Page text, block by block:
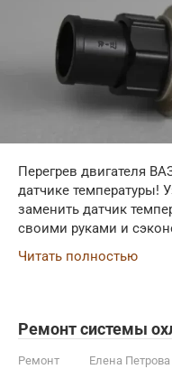
Перегрев двигателя
датчике температуры!
заменить датчик
своими руками и
Читать полностью
Ремонт системы
Ремонт Елена Петрова